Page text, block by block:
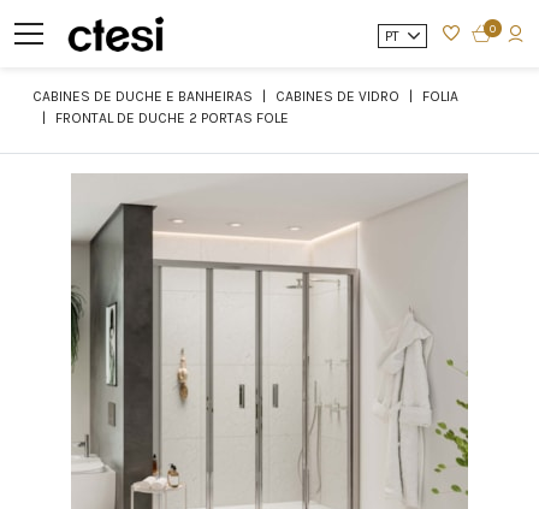
PT 0
CABINES DE DUCHE E BANHEIRAS CABINES DE VIDRO
FOLIA
FRONTAL DE DUCHE 2 PORTAS FOLE